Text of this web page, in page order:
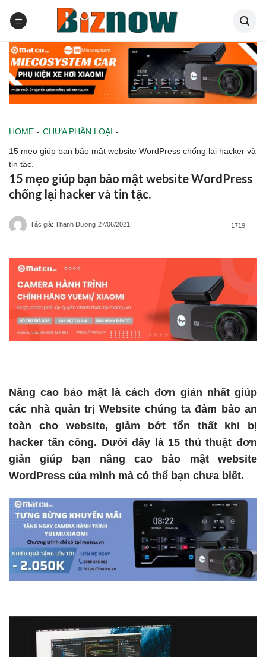
HOME - CHƯA PHÂN LOẠI -
15 mẹo giúp bạn bảo mật website WordPress chống lại hacker và
tin tặc.
15 mẹo giúp bạn bảo mật website WordPress
chống lại hacker và tin tặc.
Tác giả: Thanh Dương 27/06/2021 1719
Nâng cao bảo mật là cách đơn giản nhất giúp
các nhà quản trị Website chúng ta đảm bảo an
toàn cho website, giảm bớt tổn thất khi bị
hacker tấn công. Dưới đây là 15 thủ thuật đơn
giản giúp bạn nâng cao bảo mật website
WordPress của mình mà có thể bạn chưa biết.